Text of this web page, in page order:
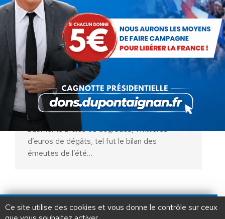
Loi Attal : un texte pour rien !
Actualités ParBruno Grangé
7 septembre 2025
700 membres des forces de l’ordre blessés,
6 400 sinistres déclarés dont 1 000
bâtiments brûlés ou dégradés, 1 milliards
d’euros de dégâts, tel fut le bilan des
émeutes de l’été…
LIBÉRER LA FRANCE
JE FAIS UN DON À DLF
Ce site utilise des cookies et vous donne le contrôle sur ceux